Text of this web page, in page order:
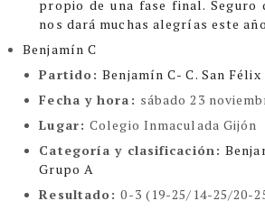
propio de una fase final. Seguro
nos dará muchas alegrías este
Benjamín C
Partido:Benjamín C- C. San Félix
Fecha y hora: sábado 23
Lugar:Colegio Inmaculada Gijón
Categoría y clasificación:
Grupo A
Resultado:0-3 (19-25/14-25/20-